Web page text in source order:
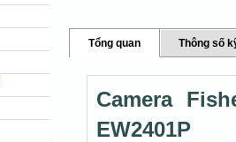
Tổng quan Thông số
Camera
EW2401P